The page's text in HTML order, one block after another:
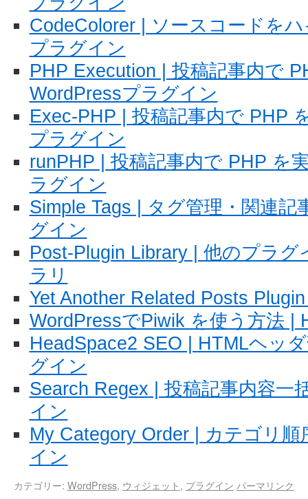
CodeColorer | ソースコードを
プラグイン
PHP Execution | 投稿記事内で
WordPressプラグイン
Exec-PHP | 投稿記事内で PHP
プラグイン
runPHP | 投稿記事内で PHP を
ラグイン
Simple Tags | タグ管理・関連記
グイン
Post-Plugin Library | 他のプラ
ラリ
Yet Another Related Posts
WordPressでPiwik を使う方法 |
HeadSpace2 SEO | HTMLヘッ
グイン
Search Regex | 投稿記事内容一
イン
My Category Order | カテゴリ
イン
カテゴリー: WordPress, ウィジェット, プラグイン パーマリンク